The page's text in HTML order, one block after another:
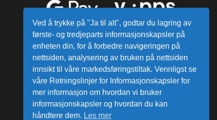
Alle varer sendes fra vårt lager i
Norge
Ved å trykke på "Ja til alt", godtar du lagring av
første- og tredjeparts informasjonskapsler på
enheten din, for å forbedre navigeringen på
nettsiden, analysering av bruken på nettsiden
innsikt til våre markedsføringstiltak. Vennligst se
våre Retningslinjer for Informasjonskapsler for
mer informasjon om hvordan vi bruker
informasjonskapsler og hvordan du kan
håndtere dem. Les mer